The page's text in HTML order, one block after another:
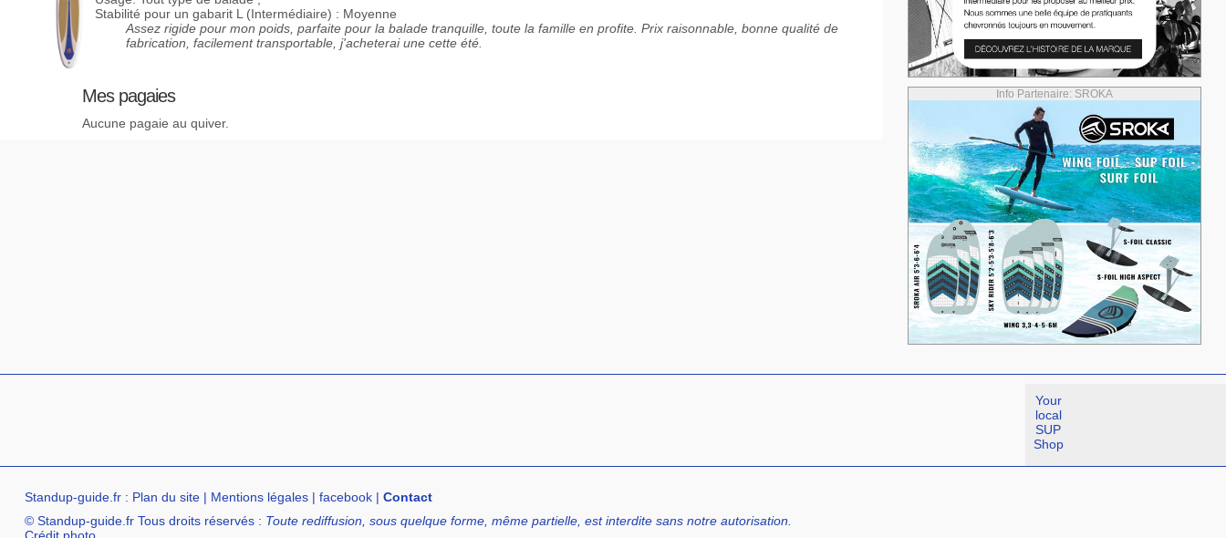
Stabilité pour un gabarit L (Intermédiaire) : Moyenne
Assez rigide pour mon poids, parfaite pour la balade tranquille, toute la famille en profite. Prix raisonnable, bonne qualité de
fabrication, facilement transportable, j'acheterai une cette été.
Mes pagaies
Aucune pagaie au quiver.
Info Partenaire: SROKA
Your
local
SUP
Shop
Standup-guide.fr: Plan du site| Mentions légales| facebook| Contact
© Standup-guide.fr Tous droits réservés : Toute rediffusion, sous quelque forme, même partielle, est interdite sans notre autorisation.